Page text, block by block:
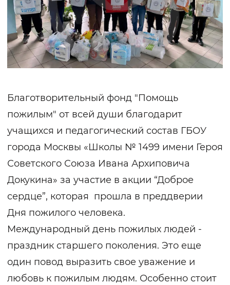
Благотворительный фонд "Помощь
пожилым" от всей души благодарит
учащихся и педагогический состав ГБОУ
города Москвы «Школы № 1499 имени Героя
Советского Союза Ивана Архиповича
Докукина» за участие в акции “Доброе
сердце”, которая прошла в преддверии
Дня пожилого человека.
Международный день пожилых людей -
праздник старшего поколения. Это еще
один повод выразить свое уважение и
любовь к пожилым людям. Особенно стоит